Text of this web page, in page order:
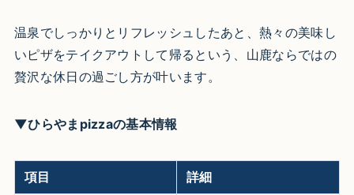
温泉でしっかりとリフレッシュしたあと、熱々の美味し
いピザをテイクアウトして帰るという、山鹿ならではの
贅沢な休日の過ごし方が叶います。
▼ひらやまpizzaの基本情報
項目 詳細